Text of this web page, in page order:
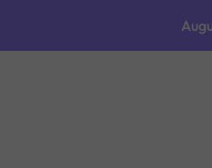
सहिद घोषणा र परिवारलाई